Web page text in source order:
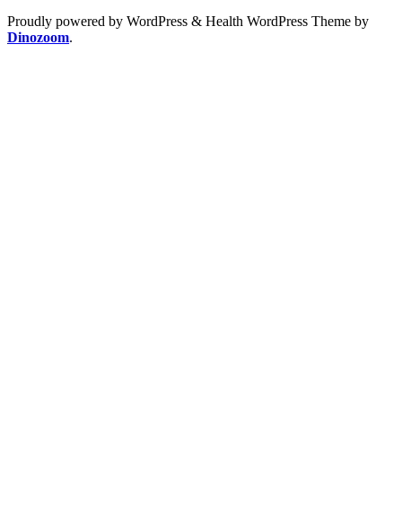
Proudly powered by WordPress & Health WordPress Theme by
Dinozoom.